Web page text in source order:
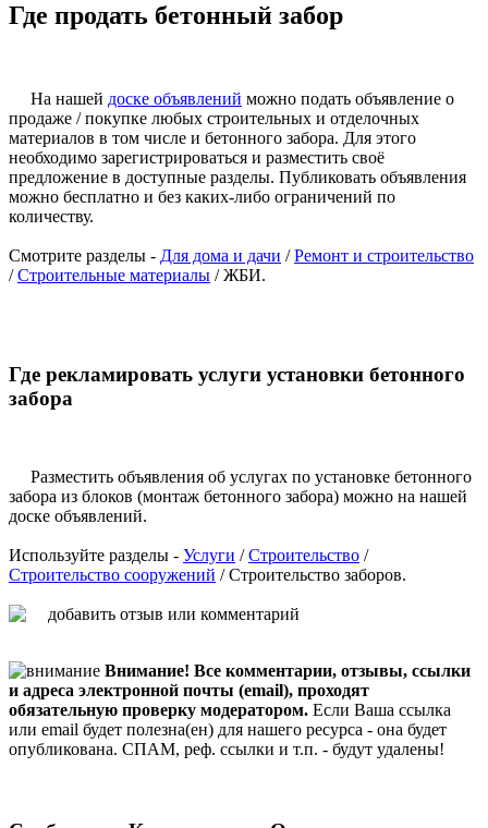
Где продать бетонный забор
На нашей доске объявлений можно подать объявление о
продаже / покупке любых строительных и отделочных
материалов в том числе и бетонного забора. Для этого
необходимо зарегистрироваться и разместить своё
предложение в доступные разделы. Публиковать объявления
можно бесплатно и без каких-либо ограничений по
количеству.
Смотрите разделы - Для дома и дачи /Ремонт и строительство
/Строительные материалы / ЖБИ.
Где рекламировать услуги установки бетонного
забора
Разместить объявления об услугах по установке бетонного
забора из блоков (монтаж бетонного забора) можно на нашей
доске объявлений.
Используйте разделы - Услуги /Строительство /
Строительство сооружений / Строительство заборов.
Внимание! Все комментарии, отзывы, ссылки
и адреса электронной почты (email), проходят
обязательную проверку модератором. Если Ваша ссылка
или email будет полезна(ен) для нашего ресурса - она будет
опубликована. СПАМ, реф. ссылки и т.п. - будут удалены!